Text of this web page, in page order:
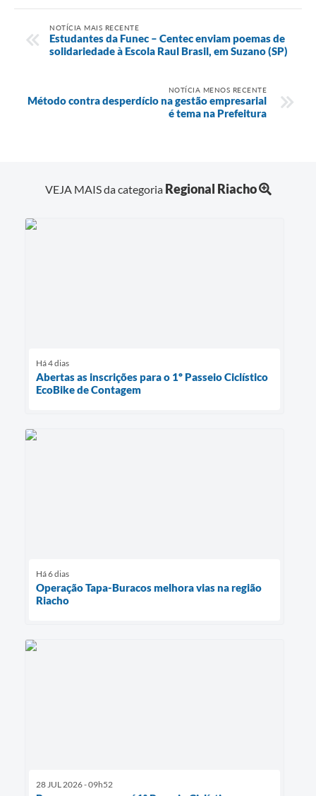
NOTÍCIA MAIS RECENTE
Estudantes da Funec – Centec enviam poemas de
solidariedade à Escola Raul Brasil, em Suzano (SP)
NOTÍCIA MENOS RECENTE
Método contra desperdício na gestão empresarial
é tema na Prefeitura
VEJA MAIS da categoria Regional Riacho
Há 4 dias
Abertas as inscrições para o 1º Passeio Ciclístico
EcoBike de Contagem
Há 6 dias
Operação Tapa-Buracos melhora vias na região
Riacho
28 JUL 2026 - 09h52